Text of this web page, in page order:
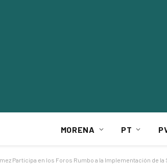
MORENA PT
Participa en los Foros Rumbo a la Implementación de la